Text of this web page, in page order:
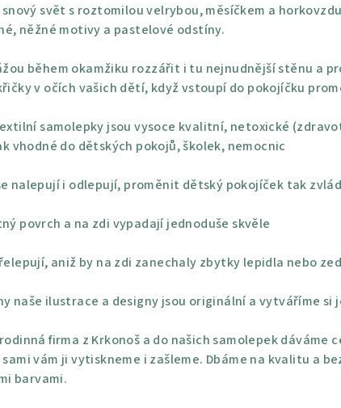
svět s roztomilou velrybou, měsíčkem a
něžné motivy a pastelové odstíny.
během okamžiku rozzářit i tu nejnudnější stěnu a
v očích vašich dětí, když vstoupí do pokojíčku
samolepky jsou vysoce kvalitní, netoxické
vhodné do dětských pokojů, školek, nemocnic
nalepují i odlepují, proměnit dětský pokojíček tak
povrch a na zdi vypadají jednoduše skvěle
aniž by na zdi zanechaly zbytky lepidla nebo
naše ilustrace a designy jsou originální a vytváříme si
firma z Krkonoš a do našich samolepek dáváme
vám ji vytiskneme i zašleme. Dbáme na kvalitu a
barvami.